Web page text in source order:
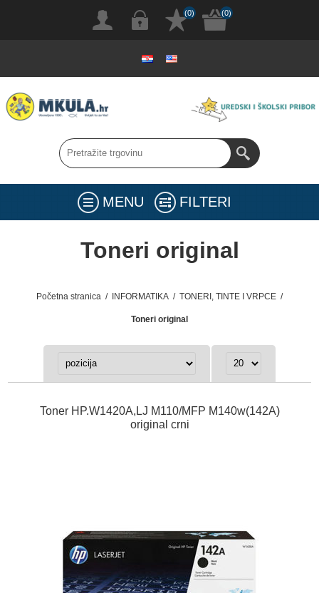
(0) (0)
MENU FILTERI
Toneri original
Početna stranica / INFORMATIKA / TONERI, TINTE I VRPCE /
Toneri original
Toner HP.W1420A,LJ M110/MFP M140w(142A)
original crni